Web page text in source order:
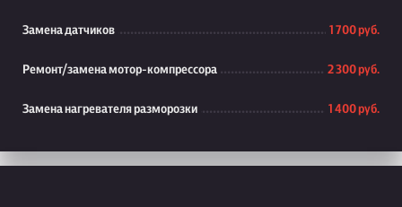
Замена датчиков 1 700 руб.
Ремонт/замена мотор-компрессора 2 300 руб.
Замена нагревателя разморозки 1 400 руб.